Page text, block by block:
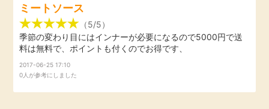
無料
アンケート
クレジットカード
暮らし
ミートソース
（5/5）
季節の変わり目にはインナーが必要になるので5000円で送
料は無料で、ポイントも付くのでお得です、
2017-06-25 17:10
0人が参考にしました